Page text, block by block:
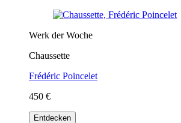
Werk der Woche
Chaussette
Frédéric Poincelet
450 €
Entdecken